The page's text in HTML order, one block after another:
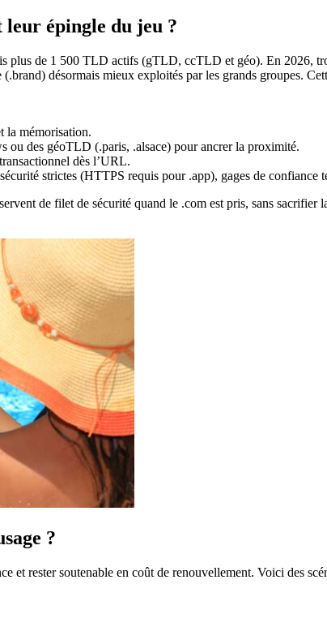
leur épingle du jeu ?
plus de 1 500 TLD actifs (gTLD, ccTLD et géo). En 2026,
désormais mieux exploités par les grands groupes.
la mémorisation.
ou des géoTLD (.paris, .alsace) pour ancrer la proximité.
dès l’URL.
strictes (HTTPS requis pour .app), gages de confiance
de filet de sécurité quand le .com est pris, sans sacrifier
?
et rester soutenable en coût de renouvellement. Voici des